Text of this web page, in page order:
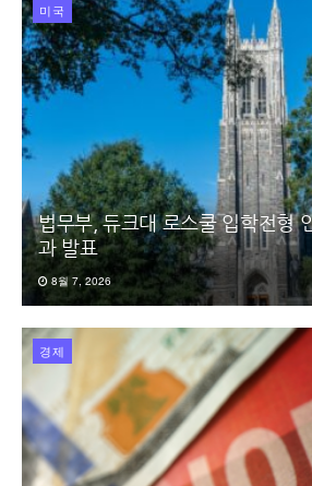
미국
법무부, 듀크대 로스쿨 입학전형
과 발표
8월 7, 2026
경제